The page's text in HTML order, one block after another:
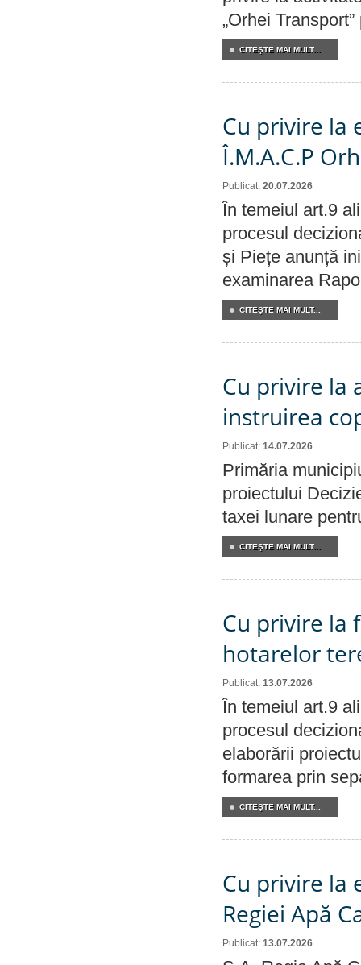
„Orhei
CITEŞTE MAI MULT...
Cu privire la
Î.M.A.C.P
Publicat: 20.07.2026
În temeiul art.9
procesul
și Piețe anunță
examinarea
CITEŞTE MAI MULT...
Cu privire la
instruirea
Publicat: 14.07.2026
Primăria
proiectului
taxei lunare
CITEŞTE MAI MULT...
Cu privire la
hotarelor
Publicat: 13.07.2026
În temeiul art.9
procesul
elaborării
formarea prin
CITEŞTE MAI MULT...
Cu privire la
Regiei Apă
Publicat: 13.07.2026